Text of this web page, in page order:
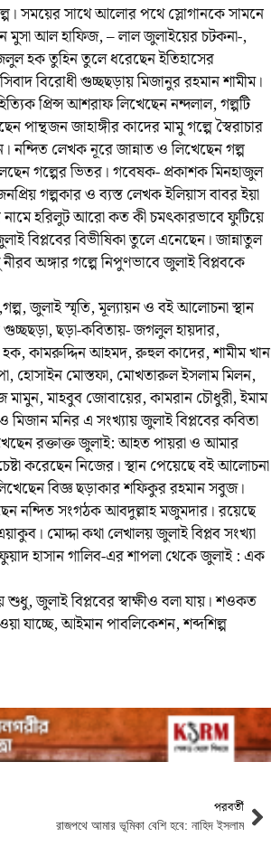
সময়ের সাথে আলোর পথে স্লোগানকে সামনে
মুসা আল হাফিজ, – লাল জুলাইয়ের চটকনা-,
হক তুহিন তুলে ধরেছেন ইতিহাসের
বিরোধী গুচ্ছছড়ায় মিজানুর রহমান শামীম।
প্রিন্স আশরাফ লিখেছেন নন্দলাল, গল্পটি
পান্থজন জাহাঙ্গীর কাদের মামু গল্পে স্বৈরাচার
নন্দিত লেখক নূরে জান্নাত ও লিখেছেন গল্প
গল্পের ভিতর। গবেষক- প্রকাশক মিনহাজুল
গল্পকার ও ব্যস্ত লেখক ইলিয়াস বাবর ইয়া
নামে হরিলুট আরো কত কী চমৎকারভাবে ফুটিয়ে
বিপ্লবের বিভীষিকা তুলে এনেছেন। জান্নাতুল
অঙ্গার গল্পে নিপুণভাবে জুলাই বিপ্লবকে
জুলাই স্মৃতি, মূল্যায়ন ও বই আলোচনা স্থান
গুচ্ছছড়া, ছড়া-কবিতায়- জগলুল হায়দার,
কামরুদ্দিন আহমদ, রুহুল কাদের, শামীম খান
হোসাইন মোস্তফা, মোখতারুল ইসলাম মিলন,
মাহবুব জোবায়ের, কামরান চৌধুরী, ইমাম
মিজান মনির এ সংখ্যায় জুলাই বিপ্লবের কবিতা
রক্তাক্ত জুলাই: আহত পায়রা ও আমার
করেছেন নিজের। স্থান পেয়েছে বই আলোচনা
বিজ্ঞ ছড়াকার শফিকুর রহমান সবুজ।
নন্দিত সংগঠক আবদুল্লাহ মজুমদার। রয়েছে
মোদ্দা কথা লেখালয় জুলাই বিপ্লব সংখ্যা
হাসান গালিব-এর শাপলা থেকে জুলাই : এক
জুলাই বিপ্লবের স্বাক্ষীও বলা যায়। শওকত
যাচ্ছে, আইমান পাবলিকেশন, শব্দশিল্প
পরবর্তী
রাজপথে আমার ভূমিকা বেশি হবে: নাহিদ ইসলাম